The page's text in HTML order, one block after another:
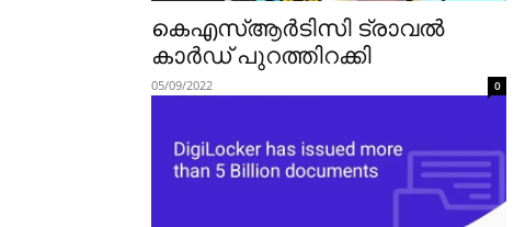
കെഎസ്ആർടിസി ട്രാവൽ
കാർഡ് പുറത്തിറക്കി
05/09/2022 0